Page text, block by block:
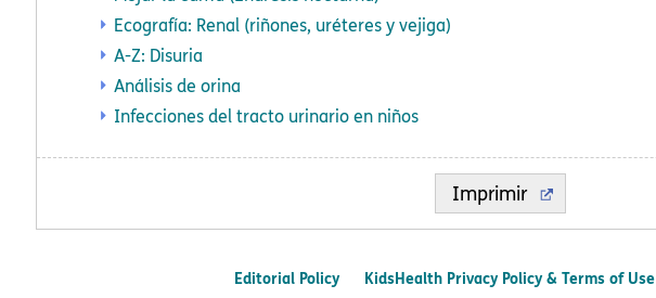
Ecografía: Renal (riñones, uréteres y vejiga)
A-Z: Disuria
Análisis de orina
Infecciones del tracto urinario en niños
Imprimir
Editorial Policy KidsHealth Privacy Policy & Terms of Use